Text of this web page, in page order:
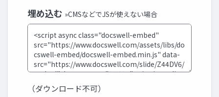
埋め込む »CMSなどでJSが使えない場合
（ダウンロード不可）